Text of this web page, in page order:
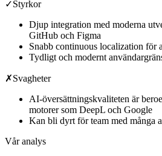
✓Styrkor
Djup integration med moderna
GitHub och Figma
Snabb continuous localization för
Tydligt och modernt
✗Svagheter
AI-översättningskvaliteten är
motorer som DeepL och Google
Kan bli dyrt för team med många
Vår analys